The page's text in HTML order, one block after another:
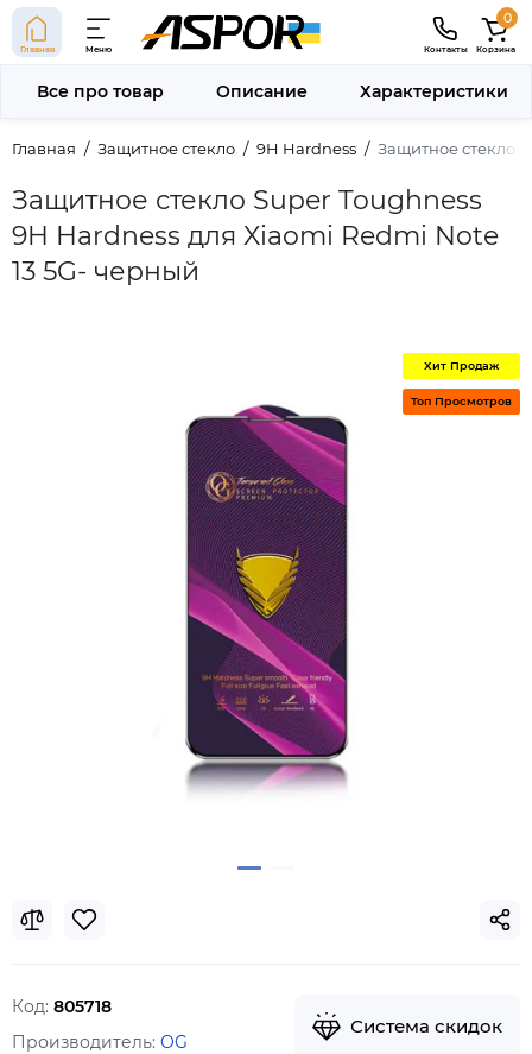
Главная Меню Контакты
0
Корзина
Главная Защитное стекло 9H Hardness Защитное стекло
Защитное стекло Super Toughness
9H Hardness для Xiaomi Redmi Note
13 5G- черный
Все про товар Описание Характеристики
Хит Продаж
Топ Просмотров
Код: 805718
Производитель: OG
Система скидок